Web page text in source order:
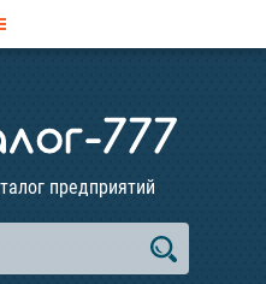
предприятий